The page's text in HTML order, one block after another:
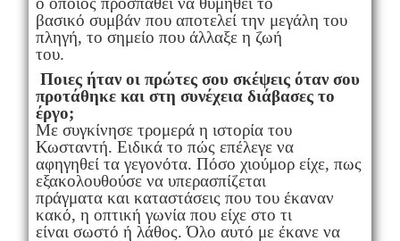
βασικό συμβάν που αποτελεί την μεγάλη του
πληγή, το σημείο που άλλαξε η ζωή
του.
Ποιες ήταν οι πρώτες σoυ σκέψεις όταν σου
προτάθηκε και στη συνέχεια διάβασες το
έργο;
Με συγκίνησε τρομερά η ιστορία του
Κωσταντή. Ειδικά το πώς επέλεγε να
αφηγηθεί τα γεγονότα. Πόσο χιούμορ είχε, πως
εξακολουθούσε να υπερασπίζεται
πράγματα και καταστάσεις που του έκαναν
κακό, η οπτική γωνία που είχε στο τι
είναι σωστό ή λάθος. Όλο αυτό με έκανε να